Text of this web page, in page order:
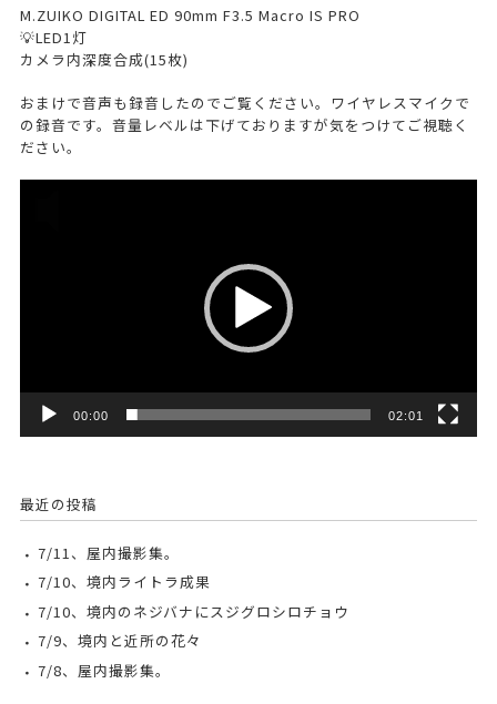
M.ZUIKO DIGITAL ED 90mm F3.5 Macro IS PRO
💡LED1灯
カメラ内深度合成(15枚)
おまけで音声も録音したのでご覧ください。ワイヤレスマイクで
の録音です。音量レベルは下げておりますが気をつけてご視聴く
ださい。
00:00 02:01
最近の投稿
7/11、屋内撮影集。
7/10、境内ライトラ成果
7/10、境内のネジバナにスジグロシロチョウ
7/9、境内と近所の花々
7/8、屋内撮影集。